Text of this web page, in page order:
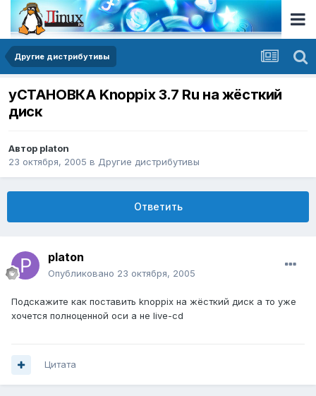
Другие дистрибутивы
уСТАНОВКА Knoppix 3.7 Ru на жёсткий
диск
Автор platon
23 октября, 2005 в Другие дистрибутивы
Ответить
platon
Опубликовано 23 октября, 2005
Подскажите как поставить knoppix на жёсткий диск а то уже
хочется полноценной оси а не live-cd
Цитата